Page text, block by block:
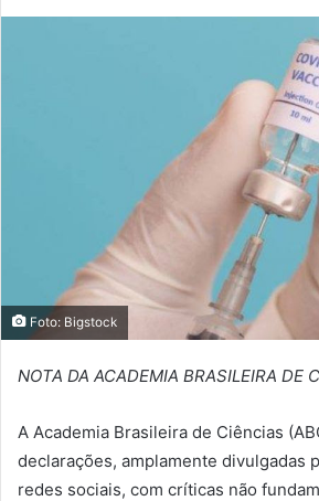
Foto: Bigstock
NOTA DA ACADEMIA BRASILEIRA DE
A Academia Brasileira de Ciências
declarações, amplamente divulgadas
redes sociais, com críticas não